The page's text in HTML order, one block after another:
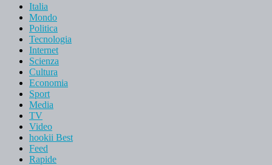
Italia
Mondo
Politica
Tecnologia
Internet
Scienza
Cultura
Economia
Sport
Media
TV
Video
hookii Best
Feed
Rapide